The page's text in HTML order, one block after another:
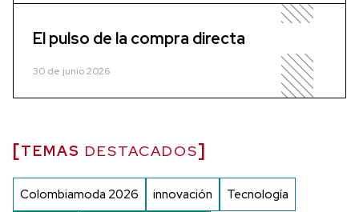
El pulso de la compra directa
30 de junio 2026
TEMAS DESTACADOS
Colombiamoda 2026 innovación Tecnología